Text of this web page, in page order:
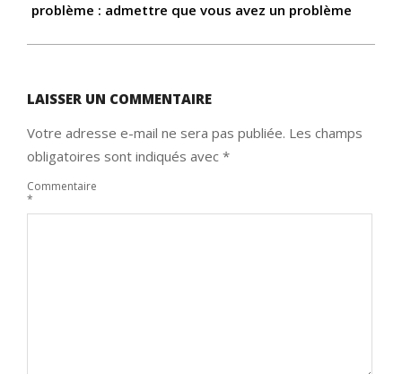
problème : admettre que vous avez un problème
LAISSER UN COMMENTAIRE
Votre adresse e-mail ne sera pas publiée. Les champs
obligatoires sont indiqués avec *
Commentaire
*